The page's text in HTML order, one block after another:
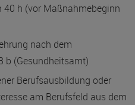
h (vor Maßnahmebeginn
nach dem
b (Gesundheitsamt)
Berufsausbildung oder
am Berufsfeld aus dem